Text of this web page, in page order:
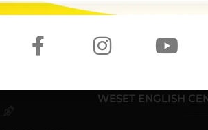
WESET ENGLISH